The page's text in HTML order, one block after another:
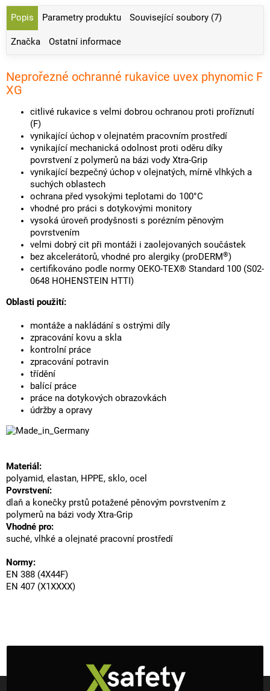
Popis Parametry produktu Související soubory (7)
Značka Ostatní informace
Neprořezné ochranné rukavice uvex phynomic F
XG
citlivé rukavice s velmi dobrou ochranou proti proříznutí
(F)
vynikající úchop v olejnatém pracovním prostředí
vynikající mechanická odolnost proti oděru díky
povrstvení z polymerů na bázi vody Xtra-Grip
vynikající bezpečný úchop v olejnatých, mírně vlhkých a
suchých oblastech
ochrana před vysokými teplotami do 100°C
vhodné pro práci s dotykovými monitory
vysoká úroveň prodyšnosti s porézním pěnovým
povrstvením
velmi dobrý cit při montáži i zaolejovaných součástek
bez akcelerátorů, vhodné pro alergiky (proDERM®)
certifikováno podle normy OEKO-TEX® Standard 100 (S02-
0648 HOHENSTEIN HTTI)
Oblasti použití:
montáže a nakládání s ostrými díly
zpracování kovu a skla
kontrolní práce
zpracování potravin
třídění
balící práce
práce na dotykových obrazovkách
údržby a opravy
Materiál:
polyamid, elastan, HPPE, sklo, ocel
Povrstvení:
dlaň a konečky prstů potažené pěnovým povrstvením z
polymerů na bázi vody Xtra-Grip
Vhodné pro:
suché, vlhké a olejnaté pracovní prostředí
Normy:
EN 388 (4X44F)
EN 407 (X1XXXX)